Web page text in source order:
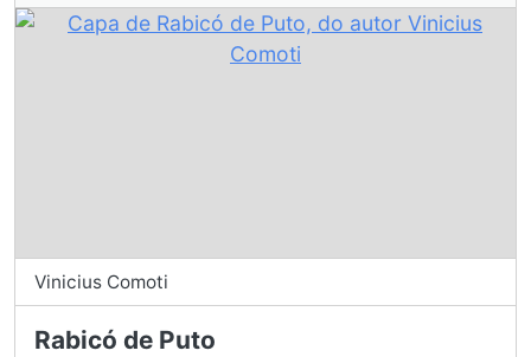
Vinicius Comoti
Rabicó de Puto